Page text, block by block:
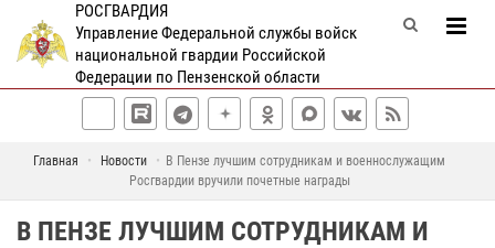
РОСГВАРДИЯ
Управление Федеральной службы войск
национальной гвардии Российской
Федерации по Пензенской области
Главная Новости
В Пензе лучшим сотрудникам и военнослужащим
Росгвардии вручили почетные награды
В ПЕНЗЕ ЛУЧШИМ СОТРУДНИКАМ И